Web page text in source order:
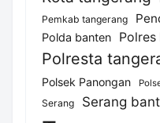
Pemkab tangerang
Polda banten Polres
Polresta
Polsek Panongan
Serang Serang